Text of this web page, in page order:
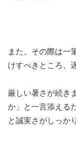
また、その際は一
けすべきところ、
厳しい暑さが続き
か」と一言添える
と誠実さがしっか